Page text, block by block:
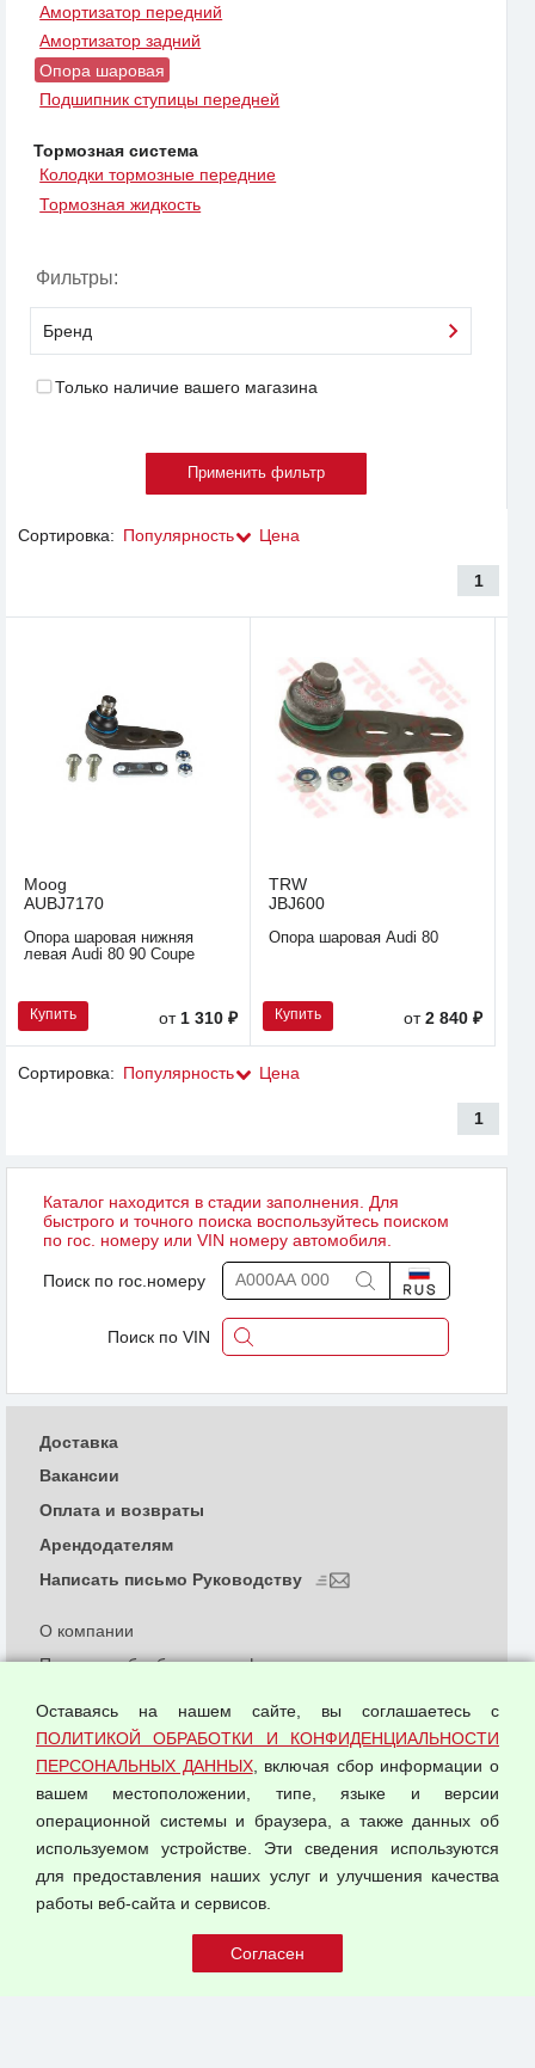
Амортизатор передний
Амортизатор задний
Опора шаровая
Подшипник ступицы передней
Тормозная система
Колодки тормозные передние
Тормозная жидкость
Фильтры:
Бренд
Только наличие вашего магазина
Сортировка: Популярность Цена
1
Moog
AUBJ7170
Опора шаровая нижняя
левая Audi 80 90 Coupe
Купить от 1 310 ₽
TRW
JBJ600
Опора шаровая Audi 80
Купить от2 840 ₽
Сортировка: Популярность Цена
1
Каталог находится в стадии заполнения. Для
быстрого и точного поиска воспользуйтесь поиском
по гос. номеру или VIN номеру автомобиля.
Поиск по гос.номеру
Поиск по VIN
© 2026 ООО "Феникс"
О компании
Политика обработки и конфиденциальности
Согласием на обработку персональных данных
Оферта оптовой купли-продажи
Публичная оферта
Доставка
Вакансии
Оплата и возвраты
Арендодателям
Написать письмо Руководству
Оставаясь на нашем сайте, вы соглашаетесь с
ПОЛИТИКОЙ ОБРАБОТКИ И КОНФИДЕНЦИАЛЬНОСТИ
ПЕРСОНАЛЬНЫХ ДАННЫХ, включая сбор информации о
вашем местоположении, типе, языке и версии
операционной системы и браузера, а также данных об
используемом устройстве. Эти сведения используются
для предоставления наших услуг и улучшения качества
работы веб-сайта и сервисов.